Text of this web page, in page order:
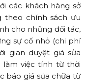
các khách hàng sở
theo chính sách ưu
cho những đối tác,
sự cố nhỏ (chi phí
gian duyệt giá sửa
việc tính từ thời
báo giá sửa chữa từ